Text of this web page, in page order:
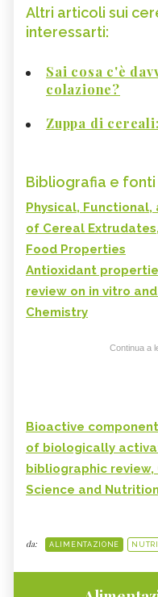
Altri articoli sui
interessarti:
Sai cosa c'è
colazione?
Zuppa di
Bibliografia e fonti
Physical,
of Cereal
Food Properties
Antioxidant
review on in vitro
Chemistry
Continua a
Bioactive
of biologically
bibliographic review,
Science and Nutrition
da: ALIMENTAZIONE